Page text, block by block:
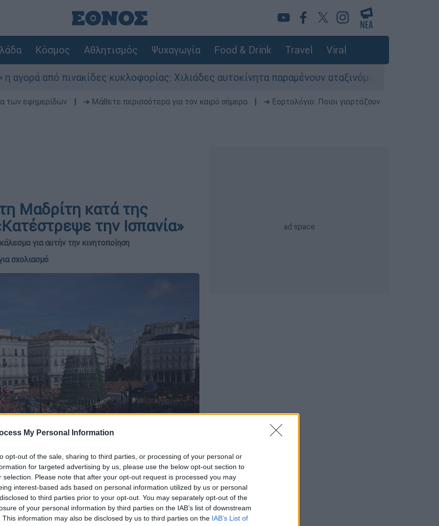
My Personal Information
opt-out of the sale, sharing to third parties, or processing of your personal or
for targeted advertising by us, please use the below opt-out section to
selection. Please note that after your opt-out request is processed you may
interest-based ads based on personal information utilized by us or personal
to third parties prior to your opt-out. You may separately opt-out of the
of your personal information by third parties on the IAB’s list of downstream
This information may also be disclosed by us to third parties on the IAB’s List of
Κόσμος Αθλητισμός Ψυχαγωγία Food & Drink Travel Viral
πινακίδες κυκλοφορίας: Χιλιάδες αυτοκίνητα παραμένουν αταξινόμητα - Λύση αναζητά το
των εφημερίδων ➔ Μάθετε περισσότερα για τον καιρό σήμερα
➔ Εορτολόγιο: Ποιοι γιορτάζουν
Μαδρίτη κατά της
την Ισπανία»
για αυτήν την κινητοποίηση
σχολιασμό
Photo)